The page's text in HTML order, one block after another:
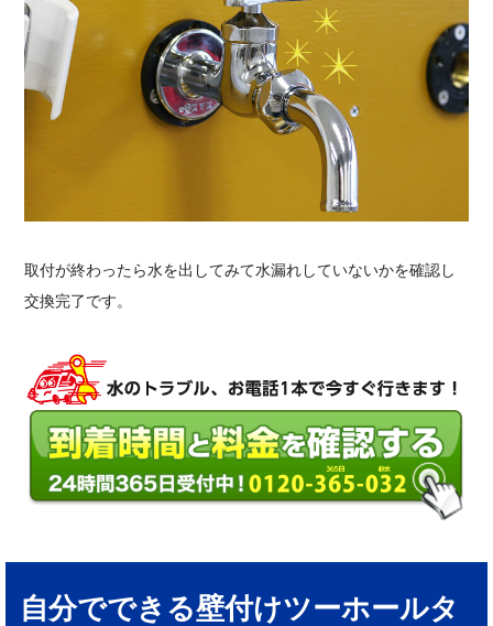
取付が終わったら水を出してみて水漏れしていないかを確認し
交換完了です。
自分でできる壁付けツーホールタ